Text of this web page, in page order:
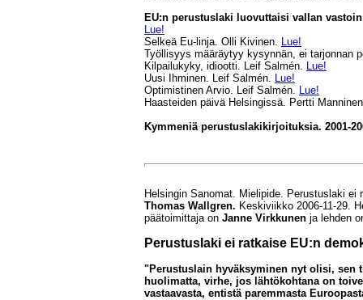
EU:n perustuslaki luovuttaisi vallan
Lue!
Selkeä Eu-linja. Olli Kivinen. Lue!
Työllisyys määräytyy kysynnän, ei tarjonnan
Kilpailukyky, idiootti. Leif Salmén. Lue!
Uusi Ihminen. Leif Salmén. Lue!
Optimistinen Arvio. Leif Salmén. Lue!
Haasteiden päivä Helsingissä. Pertti
Kymmeniä perustuslakikirjoituksia. 2001-
Helsingin Sanomat. Mielipide. Perustuslaki
Thomas Wallgren. Keskiviikko 2006-11-29.
päätoimittaja on Janne Virkkunen ja lehden
Perustuslaki ei ratkaise EU:n
"Perustuslain hyväksyminen nyt olisi, sen
huolimatta, virhe, jos lähtökohtana on
vastaavasta, entistä paremmasta